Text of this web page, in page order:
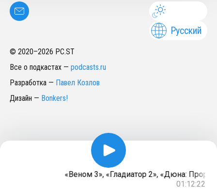
Русский
© 2020–2026 PC.ST
Все о подкастах — podcasts.ru
Разработка — Павел Козлов
Дизайн — Bonkers!
«Веном 3», «Гладиатор 2», «Дюна:
01:12:22